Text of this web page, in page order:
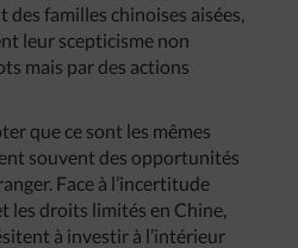
familles chinoises aisées,
leur scepticisme non
mais par des actions
que ce sont les mêmes
souvent des opportunités
Face à l’incertitude
les droits limités en Chine,
à investir à l’intérieur